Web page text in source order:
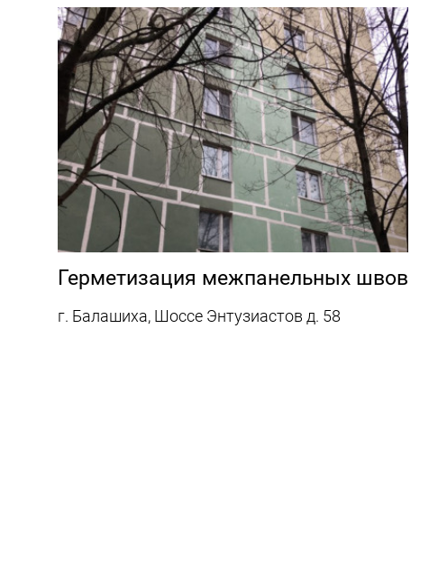
Герметизация межпанельных швов
г. Балашиха, Шоссе Энтузиастов д. 58